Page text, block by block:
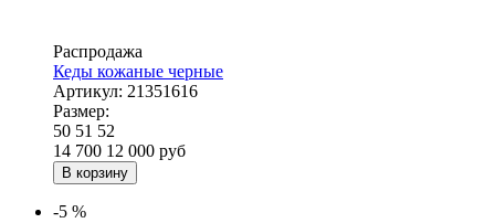
Распродажа
Кеды кожаные черные
Артикул: 21351616
Размер:
50 51 52
14 700 12 000 руб
В корзину
-5 %